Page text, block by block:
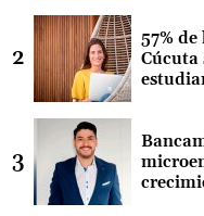
57%
Cúcuta